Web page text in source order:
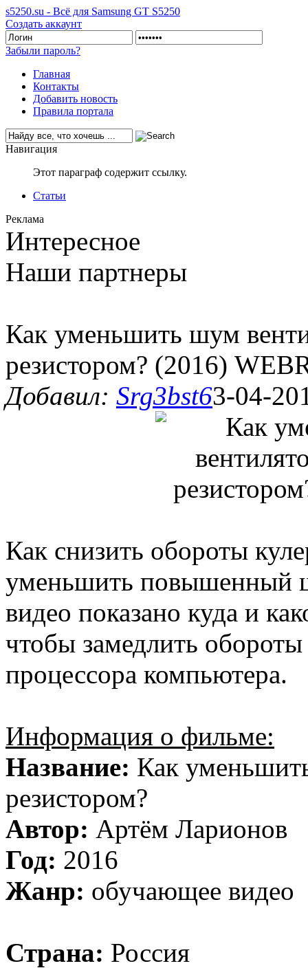
s5250.su - Всё для Samsung GT S5250
Создать аккаунт
Забыли пароль?
Главная
Контакты
Добавить новость
Правила портала
Навигация
Этот параграф содержит ссылку.
Статьи
Реклама
Интересное
Наши партнеры
Как уменьшить шум
резистором? (2016)
Добавил: Srg3bst63-04-
Как снизить обороты
уменьшить повышенный
видео показано куда и
чтобы замедлить обороты
процессора компьютера.
Информация о фильме:
Название: Как
резистором?
Автор: Артём Ларионов
Год: 2016
Жанр: обучающее видео
Страна: Россия